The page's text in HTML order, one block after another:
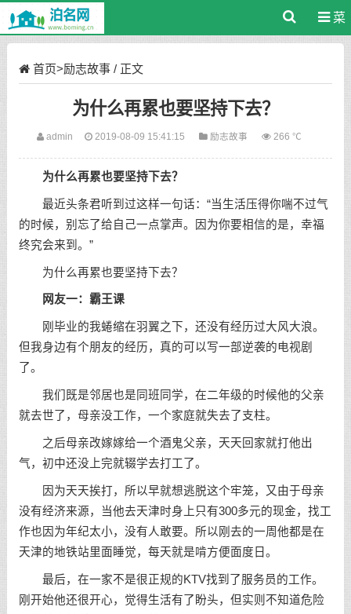
菜
首页>励志故事/ 正文
为什么再累也要坚持下去？
admin 2019-08-09 15:41:15 励志故事 266 ℃
为什么再累也要坚持下去？
最近头条君听到过这样一句话：“当生活压得你喘不过气
的时候，别忘了给自己一点掌声。因为你要相信的是，幸福
终究会来到。”
为什么再累也要坚持下去？
网友一：霸王课
刚毕业的我蜷缩在羽翼之下，还没有经历过大风大浪。
但我身边有个朋友的经历，真的可以写一部逆袭的电视剧
了。
我们既是邻居也是同班同学，在二年级的时候他的父亲
就去世了，母亲没工作，一个家庭就失去了支柱。
之后母亲改嫁嫁给一个酒鬼父亲，天天回家就打他出
气，初中还没上完就辍学去打工了。
因为天天挨打，所以早就想逃脱这个牢笼，又由于母亲
没有经济来源，当他去天津时身上只有300多元的现金，找工
作也因为年纪太小，没有人敢要。所以刚去的一周他都是在
天津的地铁站里面睡觉，每天就是啃方便面度日。
最后，在一家不是很正规的KTV找到了服务员的工作。
刚开始他还很开心，觉得生活有了盼头，但实则不知道危险